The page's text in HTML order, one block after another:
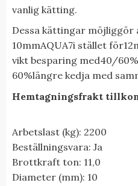
vanlig kätting.
Dessa kättingar möjliggör
10mmAQUA7i stället för12
vikt besparing med40/60%
60%längre kedja med
Hemtagningsfrakt
Arbetslast (kg): 2200
Beställningsvara: Ja
Brottkraft ton: 11,0
Diameter (mm): 10